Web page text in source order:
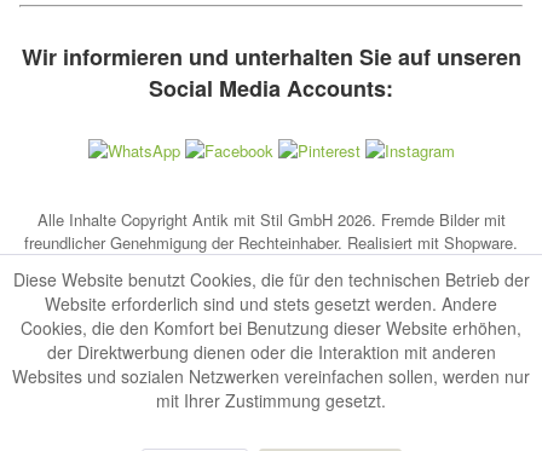
Wir informieren und unterhalten Sie auf unseren
Social Media Accounts:
Alle Inhalte Copyright Antik mit Stil GmbH 2026. Fremde Bilder mit
freundlicher Genehmigung der Rechteinhaber. Realisiert mit Shopware.
Diese Website benutzt Cookies, die für den technischen Betrieb der
Website erforderlich sind und stets gesetzt werden. Andere
Cookies, die den Komfort bei Benutzung dieser Website erhöhen,
der Direktwerbung dienen oder die Interaktion mit anderen
Websites und sozialen Netzwerken vereinfachen sollen, werden nur
mit Ihrer Zustimmung gesetzt.